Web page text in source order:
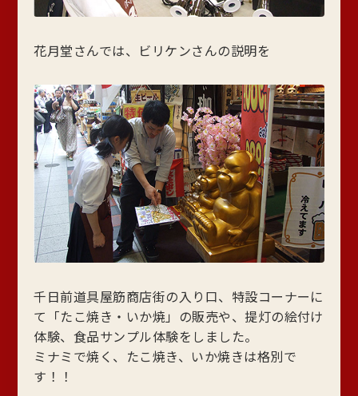
花月堂さんでは、ビリケンさんの説明を
千日前道具屋筋商店街の入り口、特設コーナーに
て「たこ焼き・いか焼」の販売や、提灯の絵付け
体験、食品サンプル体験をしました。
ミナミで焼く、たこ焼き、いか焼きは格別で
す！！